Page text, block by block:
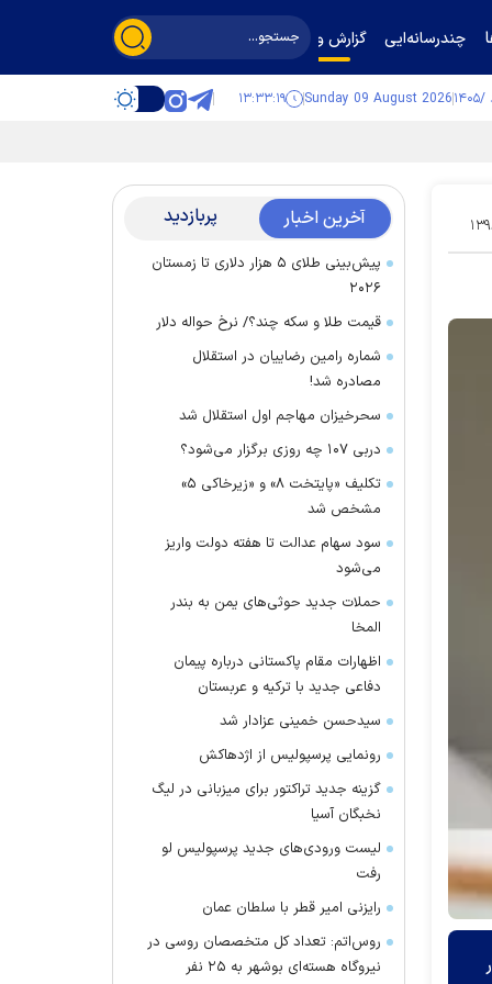
چندرسانه‌ایی گزارش و گفت‌وگو
Sunday 09 August 2026 ۱۳:۳۳:۲۰
۲۸ آخرین اخبار پربازدید
پیش‌بینی طلای ۵ هزار دلاری تا زمستان
۲۰۲۶
قیمت طلا و سکه چند؟/ نرخ حواله دلار
شماره رامین رضاییان در استقلال
مصادره شد!
سحرخیزان مهاجم اول استقلال شد
دربی ۱۰۷ چه روزی برگزار می‌شود؟
تکلیف «پایتخت ۸» و «زیرخاکی ۵»
مشخص شد
سود سهام عدالت تا هفته دولت واریز
می‌شود
حملات جدید حوثی‌های یمن به بندر
المخا
اظهارات مقام پاکستانی درباره پیمان
دفاعی جدید با ترکیه و عربستان
سیدحسن خمینی عزادار شد
رونمایی پرسپولیس از اژدهاکش
گزینه جدید تراکتور برای میزبانی در لیگ
نخبگان آسیا
لیست ورودی‌های جدید پرسپولیس لو
رفت
رایزنی امیر قطر با سلطان عمان
روس‌اتم: تعداد کل متخصصان روسی در
نیروگاه هسته‌ای بوشهر به ۲۵ نفر